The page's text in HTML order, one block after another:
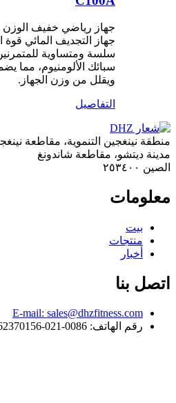
جهاز رياضي خفيف الوزن
جهاز التجديف المائي قوة
سلسة ومتساوية
سبائك الألومنيوم، مما
ويقلل من وزن الجهاز.
التفاصيل
منطقة نينغجين التنموية، مقاطعة
مدينة ديتشو، مقاطعة شاندونغ
الصين ٢٥٣٤٠٠
معلومات
بيت
منتجات
أخبار
اتصل بنا
E-mail: sales@dhzfitness.com
رقم الهاتف: 0086-021-62370156